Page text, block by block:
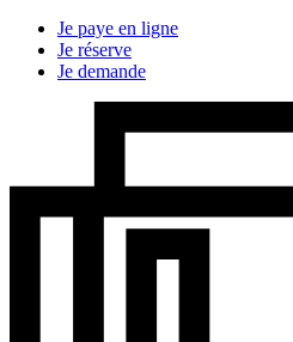
Je paye en ligne
Je réserve
Je demande